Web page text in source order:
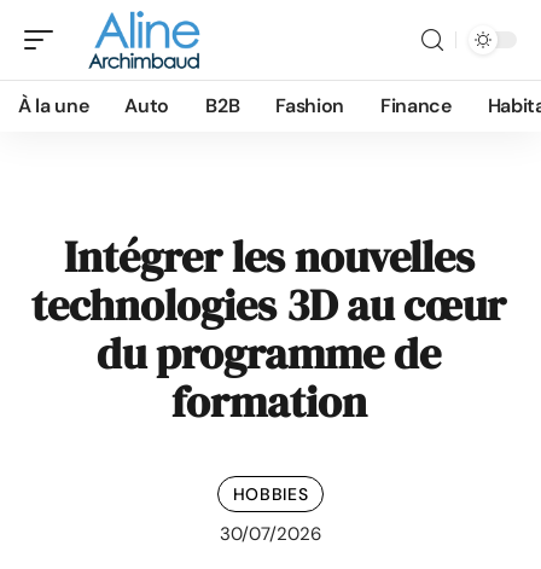
À la une Auto B2B Fashion Finance
Intégrer les nouvelles
technologies 3D au cœur
du programme de
formation
HOBBIES
30/07/2026